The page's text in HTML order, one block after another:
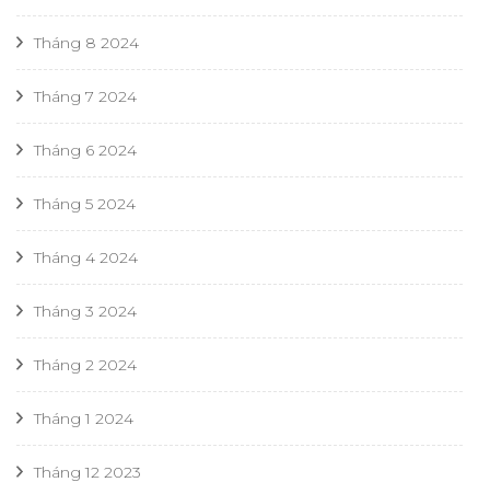
Tháng 8 2024
Tháng 7 2024
Tháng 6 2024
Tháng 5 2024
Tháng 4 2024
Tháng 3 2024
Tháng 2 2024
Tháng 1 2024
Tháng 12 2023